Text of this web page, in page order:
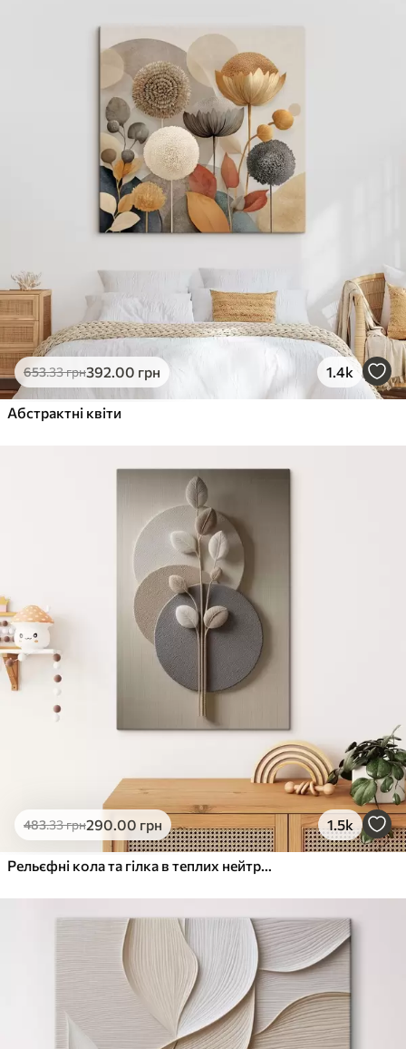
Яскраві, насичені кольори
Стійкість до вицвітання
Безпечне чорнило без запаху
Поверхня з текстурою полотна
Екологічний матеріал
грн
Яскраві, насичені кольори
Стійкість до вицвітання
✓ Поверхня з текстурою полотна
✗ Екологічний матеріал
Еко-Преміум
.00грн
✓Яскраві, насичені кольори
Поверхня з текстурою полотна
653.33грн392.00 грн 1.4k
Абстрактні квіти
483.33грн290.00 грн 1.5k
Рельєфні кола та гілка в теплих нейтральних тонах